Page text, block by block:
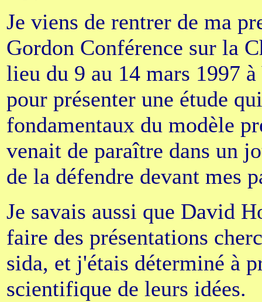
Je viens de rentrer de ma
Gordon Conférence sur la
lieu du 9 au 14 mars 1997
pour présenter une étude
fondamentaux du modèle
venait de paraître dans un
de la défendre devant mes
Je savais aussi que David
faire des présentations
sida, et j'étais déterminé à
scientifique de leurs idées.